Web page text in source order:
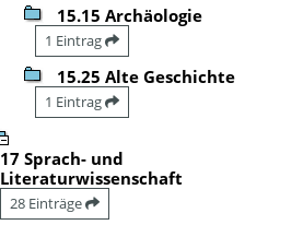
15.15 Archäologie
1 Eintrag
15.25 Alte Geschichte
1 Eintrag
17 Sprach- und
Literaturwissenschaft
28 Einträge